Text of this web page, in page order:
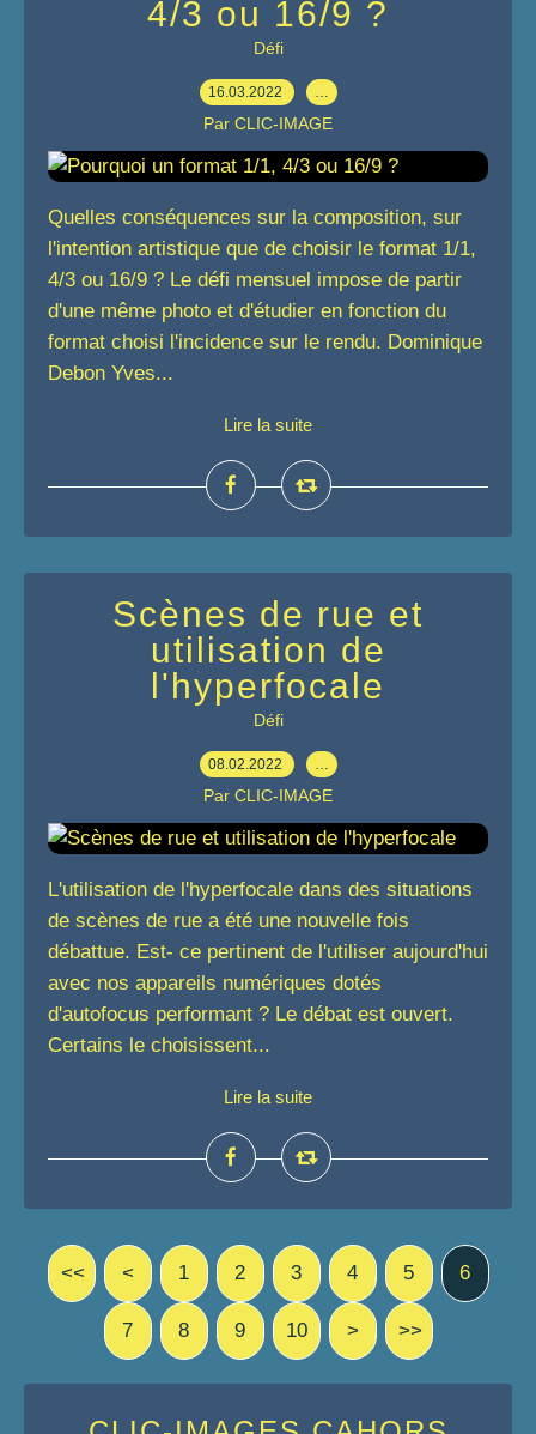
4/3 ou 16/9 ?
Défi
16.03.2022 …
Par CLIC-IMAGE
Quelles conséquences sur la composition, sur
l'intention artistique que de choisir le format 1/1,
4/3 ou 16/9 ? Le défi mensuel impose de partir
d'une même photo et d'étudier en fonction du
format choisi l'incidence sur le rendu. Dominique
Debon Yves...
Lire la suite
Scènes de rue et
utilisation de
l'hyperfocale
Défi
08.02.2022 …
Par CLIC-IMAGE
L'utilisation de l'hyperfocale dans des situations
de scènes de rue a été une nouvelle fois
débattue. Est- ce pertinent de l'utiliser aujourd'hui
avec nos appareils numériques dotés
d'autofocus performant ? Le débat est ouvert.
Certains le choisissent...
Lire la suite
<< < 1 2 3 4 5 6
7 8 9 10 > >>